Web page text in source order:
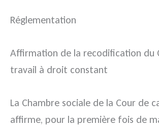
Réglementation
Affirmation de la recodification du
travail à droit constant
La Chambre sociale de la Cour de
affirme, pour la première fois de